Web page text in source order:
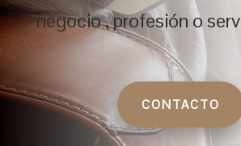
negocio , profesión o
CONTACTO